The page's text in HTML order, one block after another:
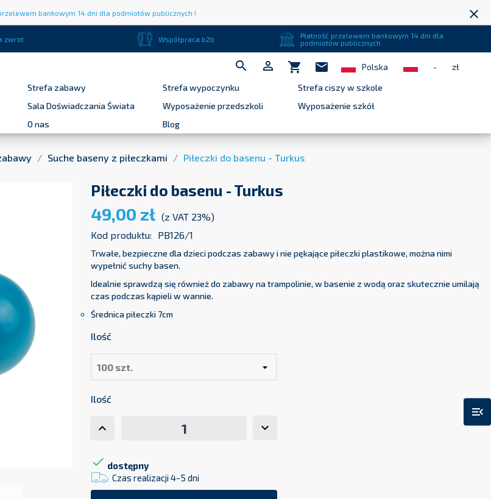
bankowym 14 dni dla podmiotów publicznych ! close
zwrot Współpraca b2b
Płatność przelewem bankowym 14 dni dla
podmiotów publicznych
  shopping_cart mail Polska -
zł
Strefa zabawy Strefa wypoczynku
Strefa ciszy w szkole
Sala Doświadczania Świata Wyposażenie przedszkoli
Wyposażenie szkół
O nas Blog
menu_open
Suche baseny z piłeczkami Piłeczki do basenu - Turkus
Piłeczki do basenu - Turkus
49,00 zł (z VAT 23%)
Kod produktu:
PB126/1
Trwałe, bezpieczne dla dzieci podczas zabawy i nie pękające piłeczki plastikowe, można nimi
wypełnić suchy basen.
Idealnie sprawdzą się również do zabawy na trampolinie, w basenie z wodą oraz skutecznie umilają
czas podczas kąpieli w wannie.
Średnica piłeczki 7cm
Ilość
Ilość
 dostępny
Czas realizacji 4-5 dni